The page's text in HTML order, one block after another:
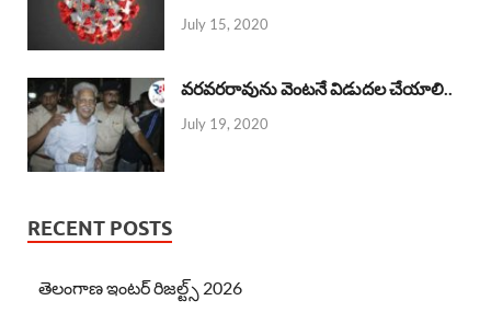
July 15, 2020
వరవరరావును వెంటనే విడుదల చేయాలి..
July 19, 2020
RECENT POSTS
తెలంగాణ ఇంటర్ రిజల్ట్స్ 2026